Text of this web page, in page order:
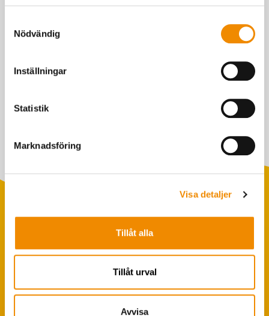
Nödvändig
Inställningar
Statistik
Marknadsföring
Visa detaljer
Tillåt alla
Tillåt urval
Avvisa
Foderanalyser för Ångermanland och Jämtland
Foderanalyser för Västerbotten och Norrbotten
Senast uppdaterad: 22 april 2025